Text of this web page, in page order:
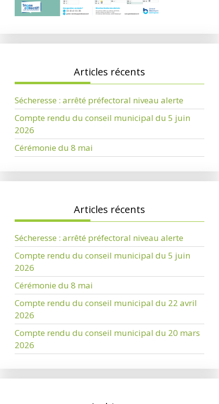
Articles récents
Sécheresse : arrêté préfectoral niveau alerte
Compte rendu du conseil municipal du 5 juin
2026
Cérémonie du 8 mai
Articles récents
Sécheresse : arrêté préfectoral niveau alerte
Compte rendu du conseil municipal du 5 juin
2026
Cérémonie du 8 mai
Compte rendu du conseil municipal du 22 avril
2026
Compte rendu du conseil municipal du 20 mars
2026